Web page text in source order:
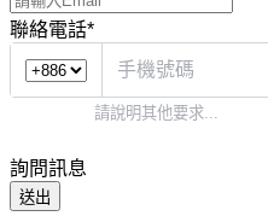
聯絡電話*
詢問訊息
送出